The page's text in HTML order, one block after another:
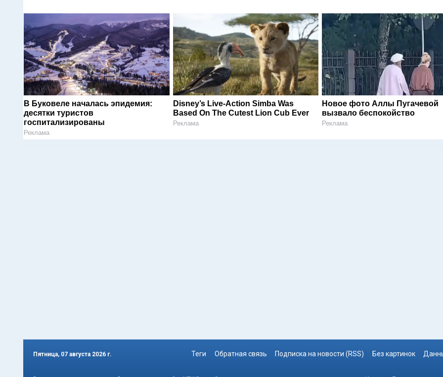
В Буковеле началась эпидемия:
десятки туристов
госпитализированы
Реклама
Disney’s Live-Action Simba Was
Based On The Cutest Lion Cub Ever
Реклама
Новое фото Аллы Пугачевой
вызвало беспокойство
Реклама
Пятница, 07 августа 2026 г. Теги Обратная связь Подписка на новости (RSS) Без картинок